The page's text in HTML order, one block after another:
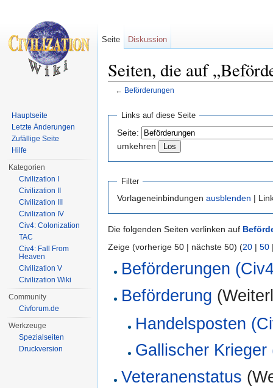
Seiten, die auf
← Beförderungen
Links auf diese Seite
Seite:
umkehren
Filter
Vorlageneinbindungen ausblenden |
Die folgenden Seiten verlinken auf
Zeige (vorherige 50 | nächste 50) (20 | 50
Beförderungen
Beförderung
Handelsposten
Gallischer Krieger
Veteranenstatus
Seite Diskussion
Hauptseite
Letzte Änderungen
Zufällige Seite
Hilfe
Kategorien
Civilization I
Civilization II
Civilization III
Civilization IV
Civ4: Colonization
TAC
Civ4: Fall From
Heaven
Civilization V
Civilization Wiki
Community
Civforum.de
Werkzeuge
Spezialseiten
Druckversion